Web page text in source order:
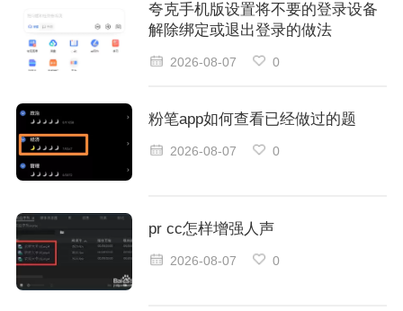
夸克手机版设置将不要的登录设备
解除绑定或退出登录的做法
2026-08-07 0
粉笔app如何查看已经做过的题
2026-08-07 0
pr cc怎样增强人声
2026-08-07 0